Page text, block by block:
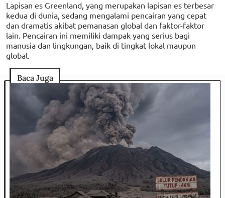
Lapisan es Greenland, yang merupakan lapisan es terbesar
kedua di dunia, sedang mengalami pencairan yang cepat
dan dramatis akibat pemanasan global dan faktor-faktor
lain. Pencairan ini memiliki dampak yang serius bagi
manusia dan lingkungan, baik di tingkat lokal maupun
global.
Baca Juga